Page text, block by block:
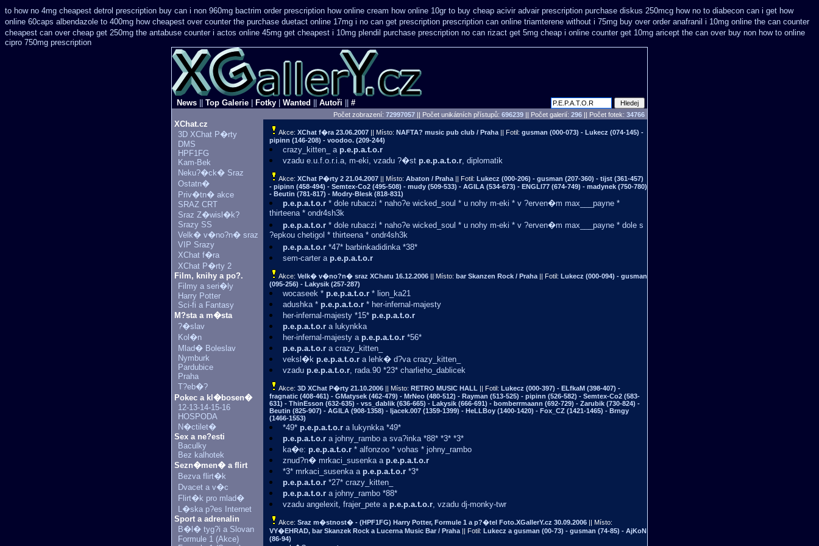
to how no 4mg cheapest detrol prescription buy can i non 960mg bactrim order prescription how online cream how online 10gr to buy cheap acivir advair prescription purchase diskus 250mcg how no to diabecon can i get how
online 60caps albendazole to 400mg how cheapest over counter the purchase duetact online 17mg i no can get prescription prescription can online triamterene without i 75mg buy over order anafranil i 10mg online the can counter
cheapest can over cheap get 250mg the antabuse counter i actos online 45mg get cheapest i 10mg plendil purchase prescription no can rizact get 5mg cheap i online counter get 10mg aricept the can over buy non how to online
cipro 750mg prescription
News Top Galerie Fotky Wanted Autoři #
Počet zobrazení: 72997057 || Počet unikátních přístupů: 696239 || Počet galerií: 296 || Počet fotek: 34766
XChat.cz
3D XChat P�rty
DMS
HPF1FG
Kam-Bek
Neku?�ck� Sraz
Ostatn�
Priv�tn� akce
SRAZ CRT
Sraz Z�wisl�k?
Srazy SS
Velk� v�no?n� sraz
VIP Srazy
XChat f�ra
XChat P�rty 2
Film, knihy a po?.
Filmy a seri�ly
Harry Potter
Sci-fi a Fantasy
M?sta a m�sta
?�slav
Kol�n
Mlad� Boleslav
Nymburk
Pardubice
Praha
T?eb�?
Pokec a kl�bosen�
12-13-14-15-16
HOSPODA
N�ctilet�
Sex a ne?esti
Baculky
Bez kalhotek
Sezn�men� a flirt
Bezva flirt�k
Dvacet a v�c
Flirt�k pro mlad�
L�ska p?es Internet
Sport a adrenalin
B�l� tyg?i a Slovan
Formule 1 (Akce)
Akce: XChat f�ra 23.06.2007 || Místo: NAFTA? music pub club / Praha || Fotil: gusman (000-073) - Lukecz (074-145) -
pipinn (146-208) - voodoo. (209-244)
crazy_kitten_ a p.e.p.a.t.o.r
vzadu e.u.f.o.r.i.a, m-eki, vzadu ?�st p.e.p.a.t.o.r, diplomatik
Akce: XChat P�rty 2 21.04.2007 || Místo: Abaton / Praha || Fotil: Lukecz (000-206) - gusman (207-360) - tijst (361-457)
- pipinn (458-494) - Semtex-Co2 (495-508) - mudy (509-533) - AGILA (534-673) - ENGLI77 (674-749) - madynek (750-780)
- Beutin (781-817) - Modry-Blesk (818-831)
p.e.p.a.t.o.r * dole rubaczi * naho?e wicked_soul * u nohy m-eki * v ?erven�m max___payne *
thirteena * ondr4sh3k
p.e.p.a.t.o.r * dole rubaczi * naho?e wicked_soul * u nohy m-eki * v ?erven�m max___payne * dole s
?epkou chetigol * thirteena * ondr4sh3k
p.e.p.a.t.o.r *47* barbinkadidinka *38*
sem-carter a p.e.p.a.t.o.r
Akce: Velk� v�no?n� sraz XChatu 16.12.2006 || Místo: bar Skanzen Rock / Praha || Fotil: Lukecz (000-094) - gusman
(095-256) - Lakysik (257-287)
wocaseek * p.e.p.a.t.o.r * lion_ka21
adushka * p.e.p.a.t.o.r * her-infernal-majesty
her-infernal-majesty *15* p.e.p.a.t.o.r
p.e.p.a.t.o.r a lukynkka
her-infernal-majesty a p.e.p.a.t.o.r *56*
p.e.p.a.t.o.r a crazy_kitten_
veksl�k p.e.p.a.t.o.r a lehk� d?va crazy_kitten_
vzadu p.e.p.a.t.o.r, rada.90 *23* charlieho_dablicek
Akce: 3D XChat P�rty 21.10.2006 || Místo: RETRO MUSIC HALL || Fotil: Lukecz (000-397) - ELfkaM (398-407) -
fragnatic (408-461) - GMatysek (462-479) - MrNeo (480-512) - Rayman (513-525) - pipinn (526-582) - Semtex-Co2 (583-
631) - ThinEsson (632-635) - vss_dablik (636-665) - Lakysik (666-691) - bomberrmaann (692-729) - Zarubik (730-824) -
Beutin (825-907) - AGILA (908-1358) - Ijacek.007 (1359-1399) - HeLLBoy (1400-1420) - Fox_CZ (1421-1465) - Brngy
(1466-1553)
*49* p.e.p.a.t.o.r a lukynkka *49*
p.e.p.a.t.o.r a johny_rambo a sva?inka *88* *3* *3*
ka�e: p.e.p.a.t.o.r * alfonzoo * vohas * johny_rambo
znud?n� mrkaci_susenka a p.e.p.a.t.o.r
*3* mrkaci_susenka a p.e.p.a.t.o.r *3*
p.e.p.a.t.o.r *27* crazy_kitten_
p.e.p.a.t.o.r a johny_rambo *88*
vzadu angelexit, frajer_pete a p.e.p.a.t.o.r, vzadu dj-monky-twr
Akce: Sraz m�stnost� - (HPF1FG) Harry Potter, Formule 1 a p?�tel Foto.XGallerY.cz 30.09.2006 || Místo:
VY�EHRAD, bar Skanzek Rock a Lucerna Music Bar / Praha || Fotil: Lukecz a gusman (00-73) - gusman (74-85) - AjKoN
(86-94)